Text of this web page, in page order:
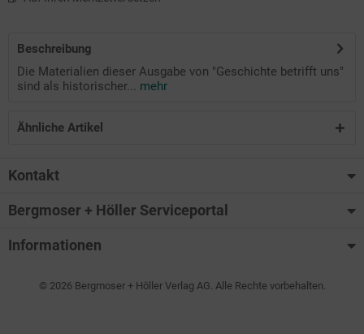
Beschreibung
Die Materialien dieser Ausgabe von "Geschichte betrifft uns"
sind als historischer... mehr
Ähnliche Artikel
Kontakt
Bergmoser + Höller Serviceportal
Informationen
© 2026 Bergmoser + Höller Verlag AG. Alle Rechte vorbehalten.